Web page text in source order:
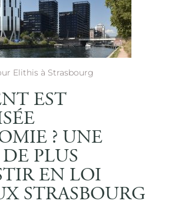
Elithis à Strasbourg
EST
? UNE
PLUS
EN LOI
STRASBOURG